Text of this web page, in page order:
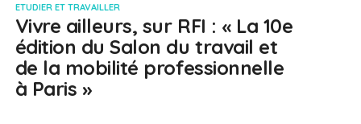
ETUDIER ET TRAVAILLER
Vivre ailleurs, sur RFI : « La 10e
édition du Salon du travail et
de la mobilité professionnelle
à Paris »